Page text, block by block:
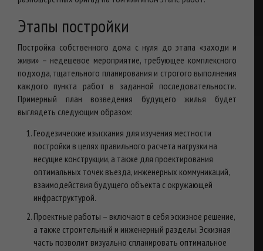
Этапы постройки
Постройка собственного дома с нуля до этапа «заходи и
живи» – недешевое мероприятие, требующее комплексного
подхода, тщательного планирования и строгого выполнения
каждого пункта работ в заданной последовательности.
Примерный план возведения будущего жилья будет
выглядеть следующим образом:
Геодезические изыскания для изучения местности
постройки в целях правильного расчета нагрузки на
несущие конструкции, а также для проектирования
оптимальных точек въезда, инженерных коммуникаций,
взаимодействия будущего объекта с окружающей
инфраструктурой.
Проектные работы – включают в себя эскизное решение,
а также строительный и инженерный разделы. Эскизная
часть позволит визуально спланировать оптимальное